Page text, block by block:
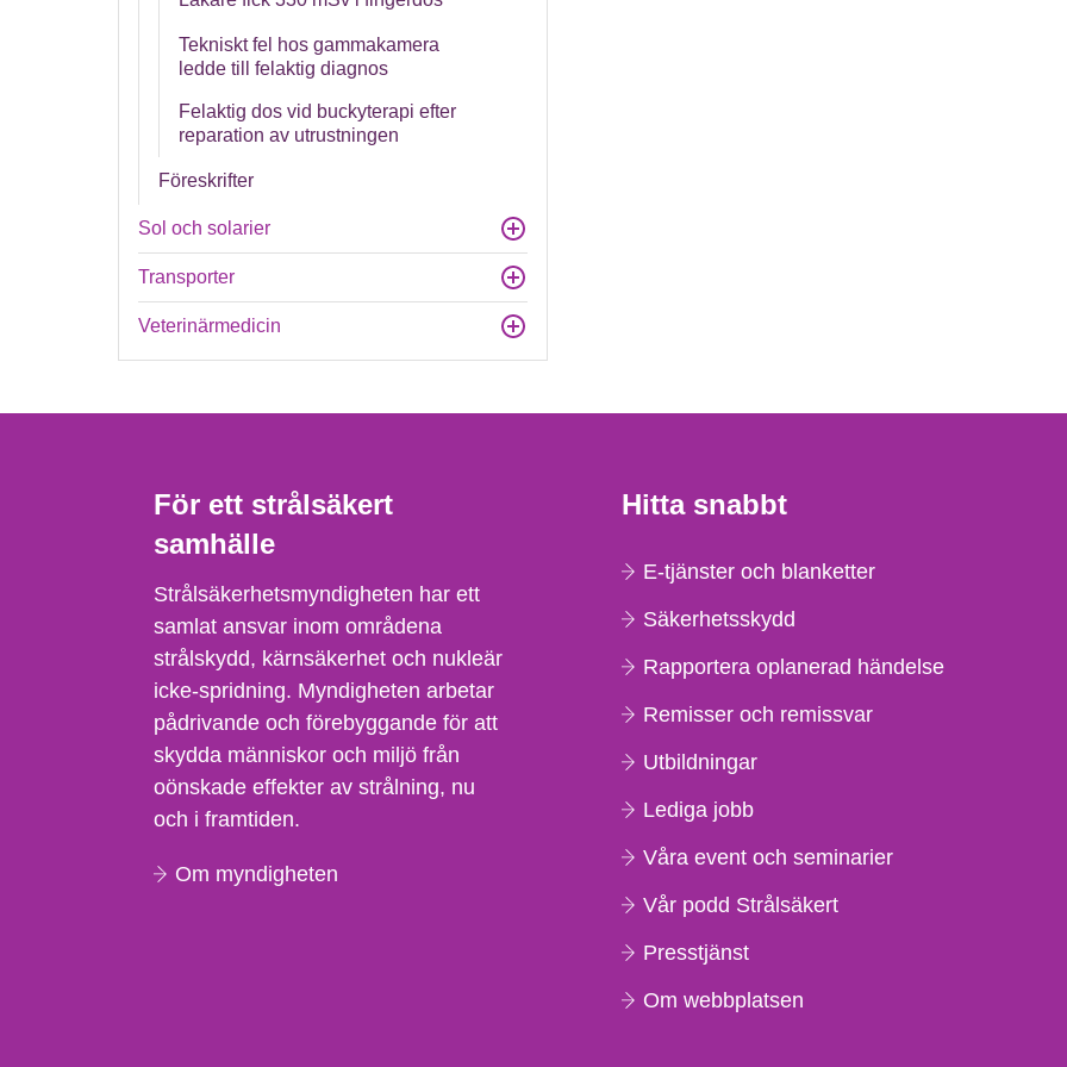
Tekniskt fel hos gammakamera
ledde till felaktig diagnos
Felaktig dos vid buckyterapi efter
reparation av utrustningen
Föreskrifter
Sol och solarier
Transporter
Veterinärmedicin
För ett strålsäkert
samhälle
Strålsäkerhetsmyndigheten har ett
samlat ansvar inom områdena
strålskydd, kärnsäkerhet och nukleär
icke-spridning. Myndigheten arbetar
pådrivande och förebyggande för att
skydda människor och miljö från
oönskade effekter av strålning, nu
och i framtiden.
Om myndigheten
Hitta snabbt
E-tjänster och blanketter
Säkerhetsskydd
Rapportera oplanerad händelse
Remisser och remissvar
Utbildningar
Lediga jobb
Våra event och seminarier
Vår podd Strålsäkert
Presstjänst
Om webbplatsen